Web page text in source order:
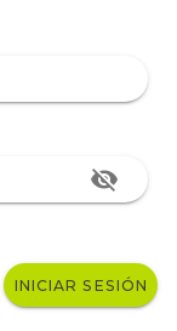
INICIAR SESIÓN